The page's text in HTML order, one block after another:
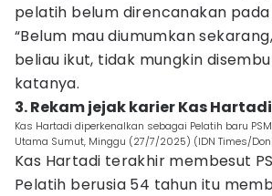
pelatih belum direncanakan pada
“Belum mau diumumkan
beliau ikut, tidak mungkin
katanya.
3. Rekam jejak karier Kas Hartadi
Kas Hartadi diperkenalkan sebagai Pelatih baru
Utama Sumut, Minggu (27/7/2025) (IDN Times/
Kas Hartadi terakhir membesut
Pelatih berusia 54 tahun itu